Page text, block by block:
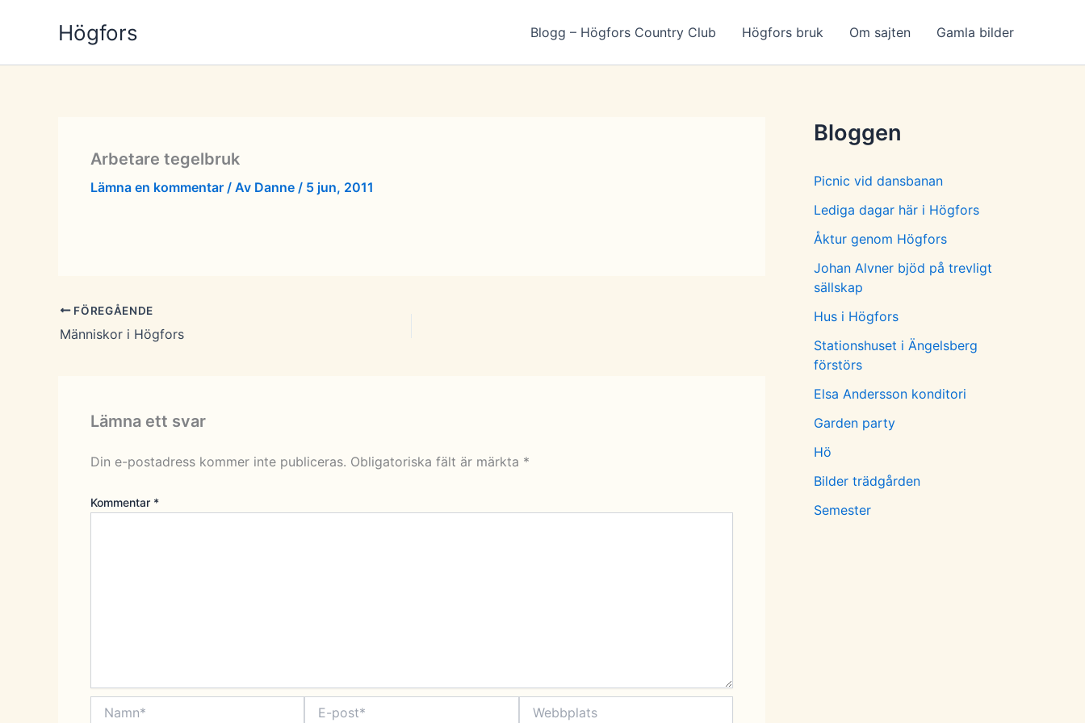
Högfors Blogg – Högfors Country Club Högfors bruk Om sajten Gamla bilder
Arbetare tegelbruk
Lämna en kommentar / Av Danne / 5 jun, 2011
FÖREGÅENDE
Människor i Högfors
Lämna ett svar
Din e-postadress kommer inte publiceras. Obligatoriska fält är märkta *
Kommentar *
post*
Bloggen
Picnic vid dansbanan
Lediga dagar här i Högfors
Åktur genom Högfors
Johan Alvner bjöd på trevligt
sällskap
Hus i Högfors
Stationshuset i Ängelsberg
förstörs
Elsa Andersson konditori
Garden party
Hö
Bilder trädgården
Semester